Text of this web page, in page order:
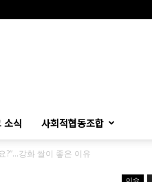
소식 사회적협동조합
?”…강화 쌀이 좋은 이유
이슈